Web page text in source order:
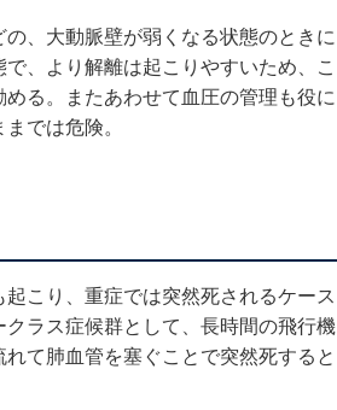
、大動脈壁が弱くなる状態のときに
、より解離は起こりやすいため、こ
る。またあわせて血圧の管理も役に
では危険。
こり、重症では突然死されるケース
ラス症候群として、長時間の飛行機
て肺血管を塞ぐことで突然死すると